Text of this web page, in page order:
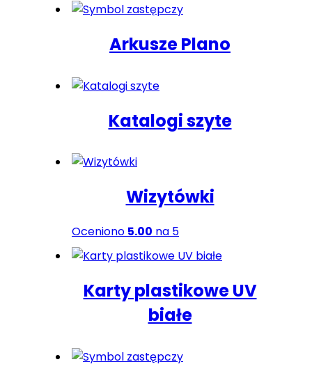
Arkusze Plano
Katalogi szyte
Wizytówki
Oceniono 5.00 na 5
Karty plastikowe UV
białe